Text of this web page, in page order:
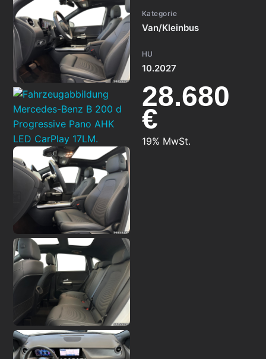
Kategorie
Van/Kleinbus
HU
10.2027
28.680
€
19% MwSt.